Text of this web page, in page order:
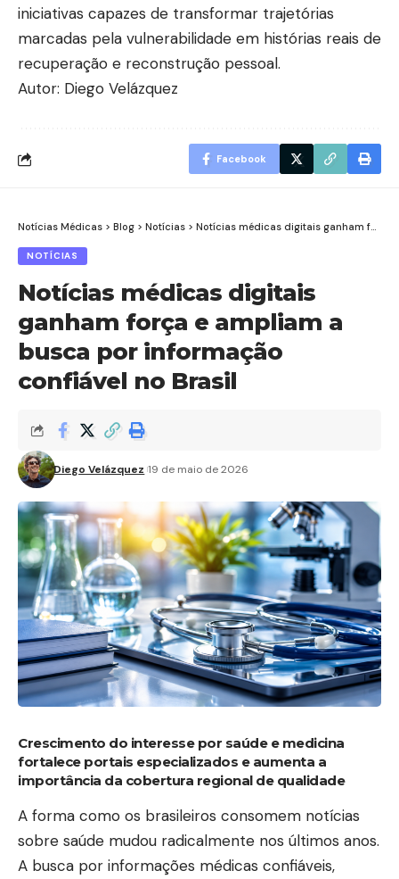
iniciativas capazes de transformar trajetórias
marcadas pela vulnerabilidade em histórias reais de
recuperação e reconstrução pessoal.
Autor: Diego Velázquez
Facebook
Notícias Médicas > Blog > Notícias > Notícias médicas digitais ganham força e ampliam a busca por informação confiável no Brasil
NOTÍCIAS
Notícias médicas digitais
ganham força e ampliam a
busca por informação
confiável no Brasil
Diego Velázquez 19 de maio de 2026
Crescimento do interesse por saúde e medicina
fortalece portais especializados e aumenta a
importância da cobertura regional de qualidade
A forma como os brasileiros consomem notícias
sobre saúde mudou radicalmente nos últimos anos.
A busca por informações médicas confiáveis,